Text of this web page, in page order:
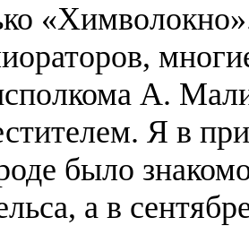
А.
Я в
было
а в